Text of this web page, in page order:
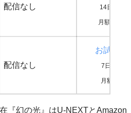
配信なし 14日間無料
月額1,026
配信なし
お試し登
7日間無料
月額600円
『幻の光』はU-NEXTとAmazon